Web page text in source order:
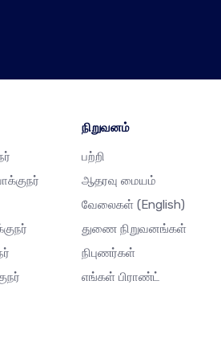
நிறுவனம்
பற்றி
ஆதரவு மையம்
வேலைகள் (English)
துணை நிறுவனங்கள்
நிபுணர்கள்
எங்கள் பிராண்ட்